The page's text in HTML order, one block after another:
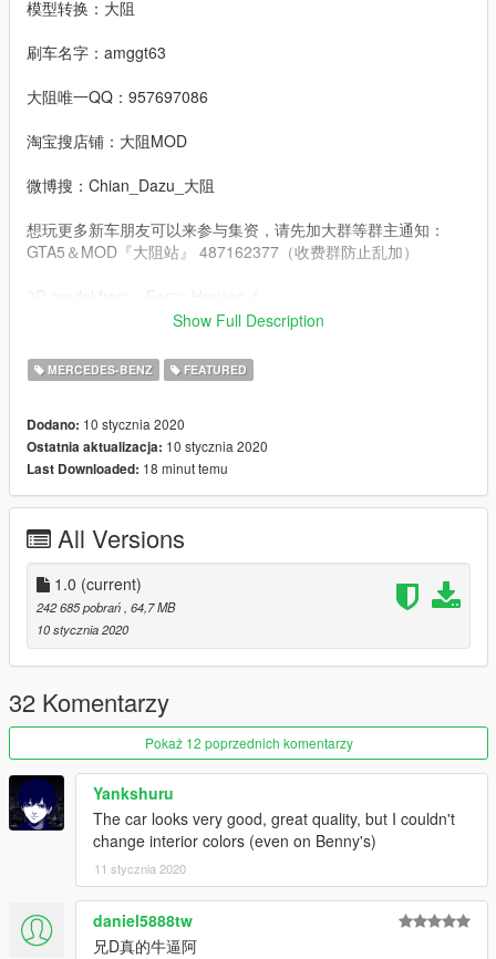
模型转换：大阻
刷车名字：amggt63
大阻唯一QQ：957697086
淘宝搜店铺：大阻MOD
微博搜：Chian_Dazu_大阻
想玩更多新车朋友可以来参与集资，请先加大群等群主通知：
GTA5＆MOD『大阻站』 487162377（收费群防止乱加）
dlcpacks：amggt63
Facebook.：https://www.facebook.com/Dazumods
Show Full Description
MERCEDES-BENZ FEATURED
Dodano: 10 stycznia 2020
Ostatnia aktualizacja: 10 stycznia 2020
Last Downloaded: 18 minut temu
All Versions
1.0 (current)
242 685 pobrań , 64,7 MB
10 stycznia 2020
32 Komentarzy
Pokaż 12 poprzednich komentarzy
Yankshuru
The car looks very good, great quality, but I couldn't
change interior colors (even on Benny's)
11 stycznia 2020
daniel5888tw
兄D真的牛逼阿